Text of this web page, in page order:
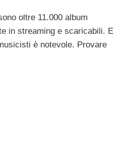
oltre 11.000 album
in streaming e scaricabili. E
è notevole. Provare